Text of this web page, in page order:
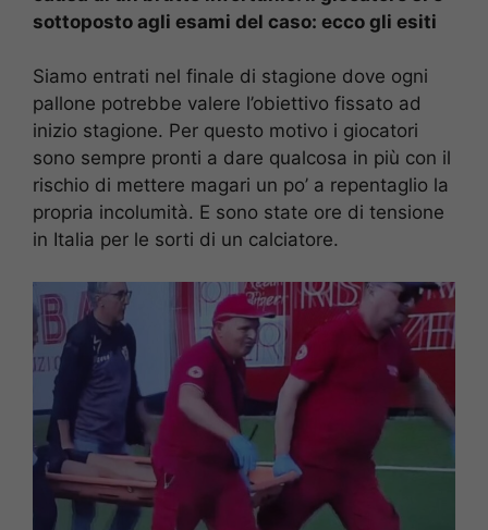
sottoposto agli esami del caso: ecco gli esiti
Siamo entrati nel finale di stagione dove ogni
pallone potrebbe valere l’obiettivo fissato ad
inizio stagione. Per questo motivo i giocatori
sono sempre pronti a dare qualcosa in più con il
rischio di mettere magari un po’ a repentaglio la
propria incolumità. E sono state ore di tensione
in Italia per le sorti di un calciatore.